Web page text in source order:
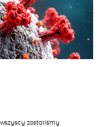
zostaliśmy